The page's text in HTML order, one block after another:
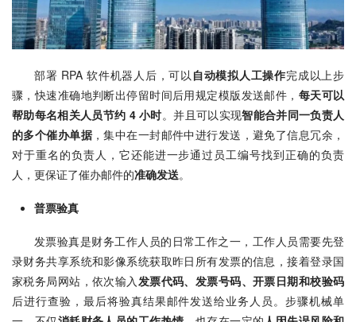
部署 RPA 软件机器人后，可以 自动模拟人工操作完成以上步
骤，快速准确地判断出停留时间后用规定模版发送邮件， 每天可以
帮助每名相关人员节约 4 小时。并且可以实现智能合并同一负责人
的多个催办单据，集中在一封邮件中进行发送，避免了信息冗余，
对于重名的负责人，它还能进一步通过员工编号找到正确的负责
人，更保证了催办邮件的准确发送。
普票验真
发票验真是财务工作人员的日常工作之一，工作人员需要先登
录财务共享系统和影像系统获取昨日所有发票的信息，接着登录国
家税务局网站，依次输入 发票代码、发票号码、开票日期和校验码
后进行查验，最后将验真结果邮件发送给业务人员。步骤机械单